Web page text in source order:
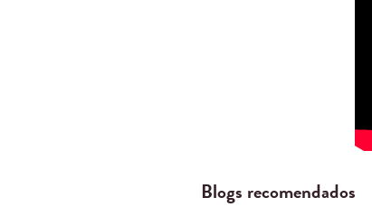
Blogs recomendados